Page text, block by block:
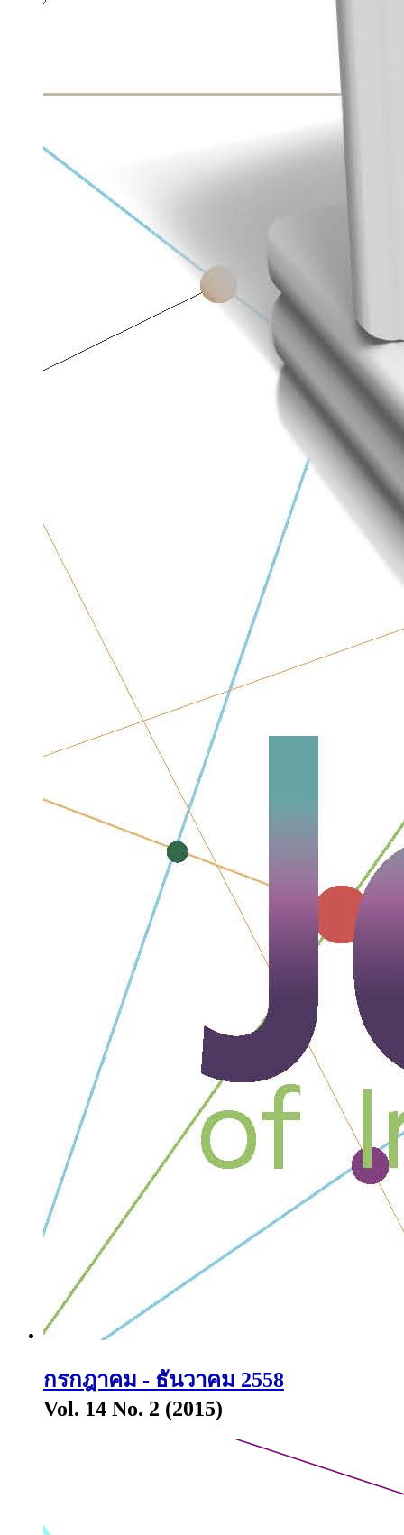
กรกฎาคม - ธันวาคม 2558
Vol. 14 No. 2 (2015)